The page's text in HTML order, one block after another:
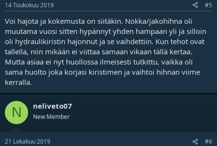
14 Toukokuu 2019 #5
Voi hajota ja kokemusta on siitäkin. Nokka/jakohihna oli
muutama vuosi sitten hypännyt yhden hampaan yli ja silloin
oli hydraulikiristin hajonnut ja se vaihdettiin. Kun tehot ovat
tallella, niin mikään ei viittaa samaan vikaan tällä kertaa.
Mutta asiaa ei nyt huollossa ilmeisesti tutkittu, vaikka oli
sama huolto joka korjasi kiristimen ja vaihtoi hihnan viime
kerralla.
N neliveto07
New Member
21 Lokakuu 2019 #6